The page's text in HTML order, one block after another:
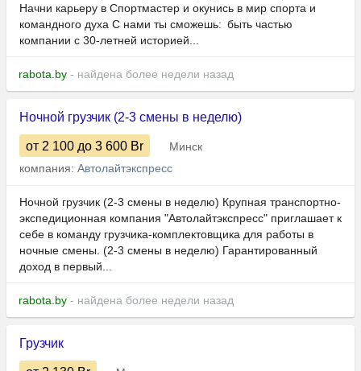
Начни карьеру в Спортмастер и окунись в мир спорта и
командного духа С нами ты сможешь: быть частью
компании с 30-летней историей...
rabota.by - найдена более недели назад
Ночной грузчик (2-3 смены в неделю)
от 2 100 до 3 600 Br
Минск
компания: Автолайтэкспресс
Ночной грузчик (2-3 смены в неделю) Крупная транспортно-
экспедиционная компания "Автолайтэкспресс" приглашает к
себе в команду грузчика-комплектовщика для работы в
ночные смены. (2-3 смены в неделю) Гарантированный
доход в первый...
rabota.by - найдена более недели назад
Грузчик